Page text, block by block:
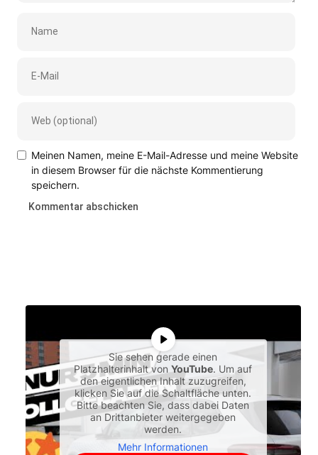
Meinen Namen, meine E-Mail-Adresse und meine Website
in diesem Browser für die nächste Kommentierung
speichern.
Sie sehen gerade einen
Platzhalterinhalt vonYouTube. Um auf
den eigentlichen Inhalt zuzugreifen,
klicken Sie auf die Schaltfläche unten.
Bitte beachten Sie, dass dabei Daten
an Drittanbieter weitergegeben
werden.
Mehr Informationen